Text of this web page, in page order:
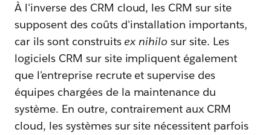
À l'inverse des CRM cloud, les CRM sur site
supposent des coûts d'installation importants,
car ils sont construitsex nihilo sur site. Les
logiciels CRM sur site impliquent également
que l'entreprise recrute et supervise des
équipes chargées de la maintenance du
système. En outre, contrairement aux CRM
cloud, les systèmes sur site nécessitent parfois